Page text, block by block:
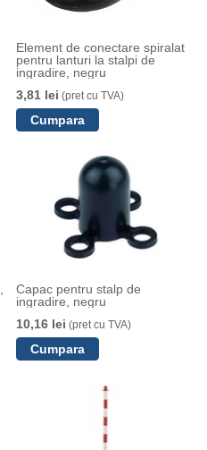
Element de conectare spiralat
pentru lanturi la stalpi de
ingradire, negru
3,81 lei (pret cu TVA)
Capac pentru stalp de
ingradire, negru
10,16 lei (pret cu TVA)